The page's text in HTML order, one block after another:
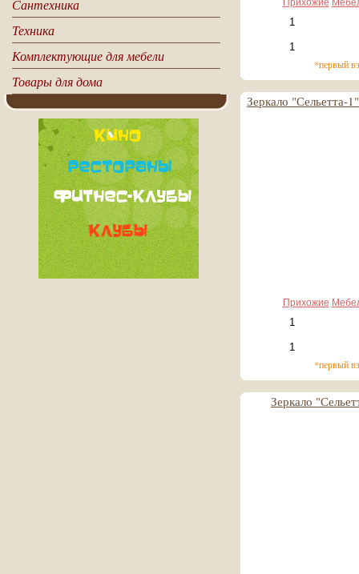
Сантехника
Техника
Комплектующие для мебели
Товары для дома
Прихожие
*первый
Зеркало "Сельетта-
Прихожие
*первый
Зеркало